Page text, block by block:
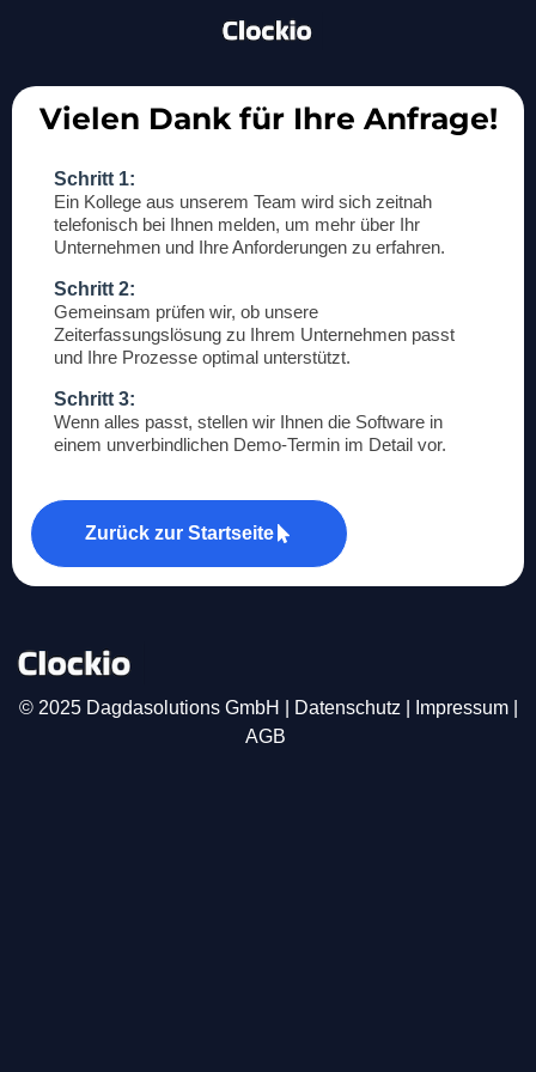
Vielen Dank für Ihre Anfrage!
Schritt 1:
Ein Kollege aus unserem Team wird sich zeitnah
telefonisch bei Ihnen melden, um mehr über Ihr
Unternehmen und Ihre Anforderungen zu erfahren.
Schritt 2:
Gemeinsam prüfen wir, ob unsere
Zeiterfassungslösung zu Ihrem Unternehmen passt
und Ihre Prozesse optimal unterstützt.
Schritt 3:
Wenn alles passt, stellen wir Ihnen die Software in
einem unverbindlichen Demo-Termin im Detail vor.
Zurück zur Startseite
© 2025 Dagdasolutions GmbH Datenschutz Impressum|
AGB